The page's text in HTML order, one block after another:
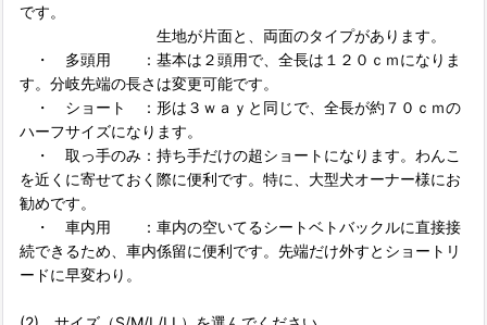
です。
生地が片面と、両面のタイプがあります。
・ 多頭用 ：基本は２頭用で、全長は１２０ｃｍになりま
す。分岐先端の長さは変更可能です。
・ ショート ：形は３ｗａｙと同じで、全長が約７０ｃｍの
ハーフサイズになります。
・ 取っ手のみ：持ち手だけの超ショートになります。わんこ
を近くに寄せておく際に便利です。特に、大型犬オーナー様にお
勧めです。
・ 車内用 ：車内の空いてるシートベトバックルに直接接
続できるため、車内係留に便利です。先端だけ外すとショートリ
ードに早変わり。